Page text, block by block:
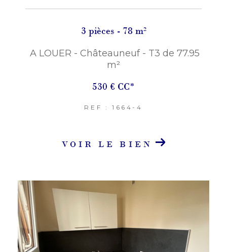
3 pièces - 78 m²
A LOUER - Châteauneuf - T3 de 77.95
m²
530 € CC*
REF : 1664-4
VOIR LE BIEN